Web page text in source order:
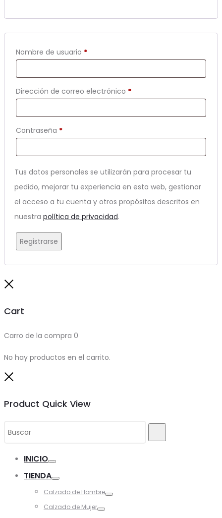
Nombre de usuario *Obligatorio
Dirección de correo electrónico *Obligatorio
Contraseña *Obligatorio
Tus datos personales se utilizarán para procesar tu
pedido, mejorar tu experiencia en esta web, gestionar
el acceso a tu cuenta y otros propósitos descritos en
nuestra política de privacidad.
Registrarse
Cart
Carro de la compra 0
No hay productos en el carrito.
Product Quick View
Search
INICIO
TIENDA
Calzado de Hombre
Calzado de Mujer